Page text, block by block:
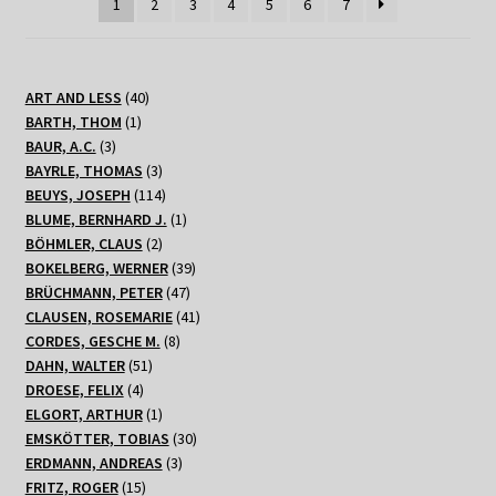
1 2 3 4 5 6 7
ART AND LESS 4040
BARTH, THOM 11
BAUR, A.C. 33
Produkte
BAYRLE, THOMAS 33
Produkte
BEUYS, JOSEPH 114114
Produkte
BLUME, BERNHARD J. 11
BÖHMLER, CLAUS 22
Produkte
BOKELBERG, WERNER 3939
BRÜCHMANN, PETER 4747
Produkte
CLAUSEN, ROSEMARIE 4141
CORDES, GESCHE M. 88
DAHN, WALTER 5151
DROESE, FELIX 44
Produkte
ELGORT, ARTHUR 11
Produkt
EMSKÖTTER, TOBIAS 3030
ERDMANN, ANDREAS 33
FRITZ, ROGER 1515